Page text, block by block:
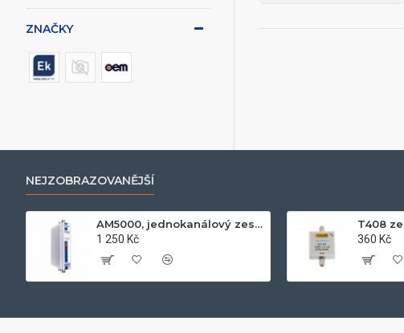
ZNAČKY
NEJZOBRAZOVANĚJŠÍ
AM5000, jednokanálový zesilovač UHF k21-k60, 50dB, 122dB
1 250 Kč
T408
360 Kč